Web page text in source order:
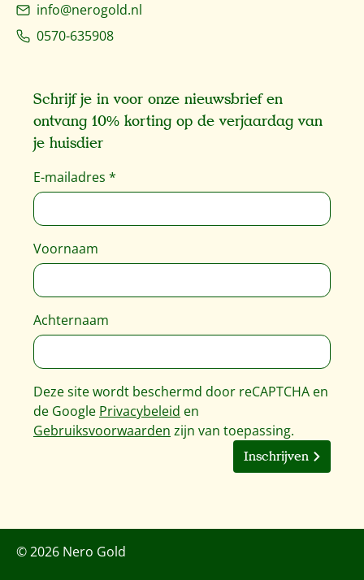
info@nerogold.nl
0570-635908
Schrijf je in voor onze nieuwsbrief en
ontvang 10% korting op de verjaardag van
je huisdier
E-mailadres *
Voornaam
Achternaam
Deze site wordt beschermd door reCAPTCHA en
de Google Privacybeleid en
Gebruiksvoorwaarden zijn van toepassing.
Inschrijven
© 2026 Nero Gold